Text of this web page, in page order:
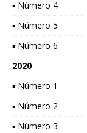
▪ Número 4
▪ Número 5
▪ Número 6
2020
▪ Número 1
▪ Número 2
▪ Número 3